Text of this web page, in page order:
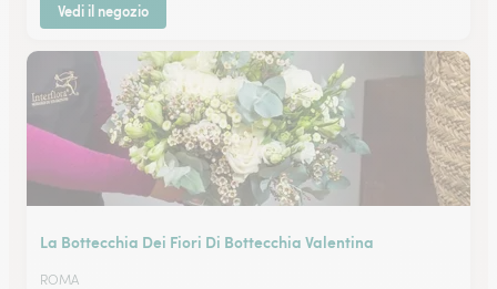
Vedi il negozio
La Bottecchia Dei Fiori Di Bottecchia Valentina
ROMA